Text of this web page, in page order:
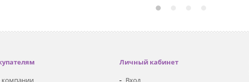
Личный кабинет
Вход